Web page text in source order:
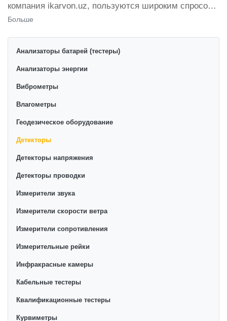
компания ikarvon.uz, пользуются широким спросом
среди наших клиентов. Мы обеспечиваем лучшие
производителями и брендами, список которых
постоянно расширяется. Мы доставляем товар в
любом количестве по всей территории страны. Все
Детекторы от ikarvon.uz — это самый широкий
диапазон цен. Причем здесь представлена
Детекторы.
Больше
Анализаторы батарей (тестеры)
Анализаторы энергии
Виброметры
Влагометры
Геодезическое оборудование
Детекторы
Детекторы напряжения
Детекторы проводки
Измерители звука
Измерители скорости ветра
Измерители сопротивления
Измерительные рейки
Инфракрасные камеры
Кабельные тестеры
Квалификационные тестеры
Курвиметры